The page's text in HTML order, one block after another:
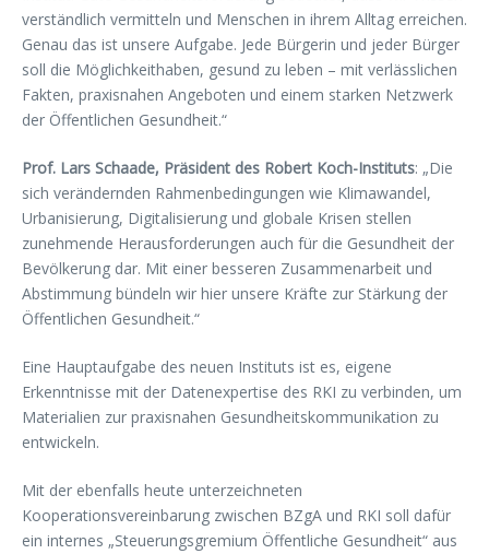
verständlich vermitteln und Menschen in ihrem Alltag erreichen.
Genau das ist unsere Aufgabe. Jede Bürgerin und jeder Bürger
soll die Möglichkeithaben, gesund zu leben – mit verlässlichen
Fakten, praxisnahen Angeboten und einem starken Netzwerk
der Öffentlichen Gesundheit.“
Prof. Lars Schaade, Präsident des Robert Koch-Instituts: „Die
sich verändernden Rahmenbedingungen wie Klimawandel,
Urbanisierung, Digitalisierung und globale Krisen stellen
zunehmende Herausforderungen auch für die Gesundheit der
Bevölkerung dar. Mit einer besseren Zusammenarbeit und
Abstimmung bündeln wir hier unsere Kräfte zur Stärkung der
Öffentlichen Gesundheit.“
Eine Hauptaufgabe des neuen Instituts ist es, eigene
Erkenntnisse mit der Datenexpertise des RKI zu verbinden, um
Materialien zur praxisnahen Gesundheitskommunikation zu
entwickeln.
Mit der ebenfalls heute unterzeichneten
Kooperationsvereinbarung zwischen BZgA und RKI soll dafür
ein internes „Steuerungsgremium Öffentliche Gesundheit“ aus